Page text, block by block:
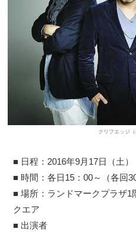
クリフエッジ（
■ 日程：2016年9月17日（土）
■ 時間：各日15：00～（各回
■ 場所：ランドマークプラザ1
クエア
■ 出演者